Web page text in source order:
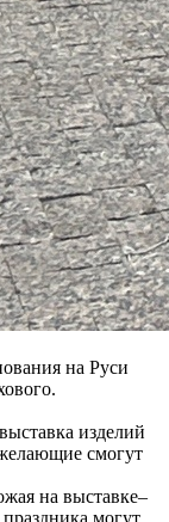
на Руси
изделий
смогут
на выставке–
могут